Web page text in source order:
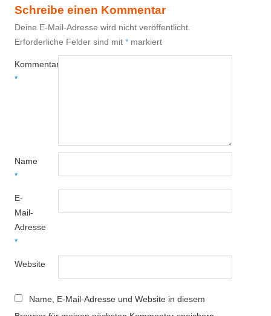
Schreibe einen Kommentar
Deine E-Mail-Adresse wird nicht veröffentlicht.
Erforderliche Felder sind mit * markiert
Kommentar
*
Name
*
E-
Mail-
Adresse
*
Website
Name, E-Mail-Adresse und Website in diesem